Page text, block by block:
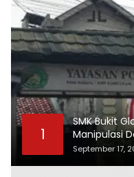
1
SMK Bukit
Manipulasi
September 17,